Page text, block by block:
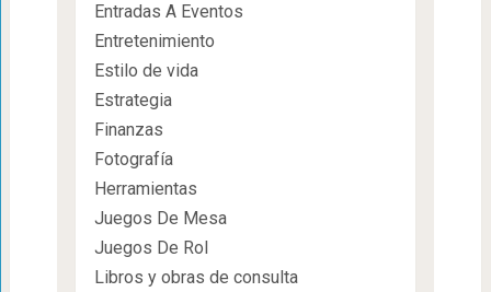
Entradas A Eventos
Entretenimiento
Estilo de vida
Estrategia
Finanzas
Fotografía
Herramientas
Juegos De Mesa
Juegos De Rol
Libros y obras de consulta